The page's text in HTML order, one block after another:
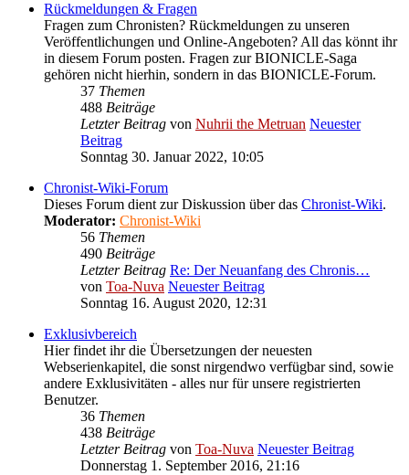
Rückmeldungen & Fragen
Fragen zum Chronisten? Rückmeldungen zu unseren
Veröffentlichungen und Online-Angeboten? All das könnt ihr
in diesem Forum posten. Fragen zur BIONICLE-Saga
gehören nicht hierhin, sondern in das BIONICLE-Forum.
37 Themen
488 Beiträge
Letzter Beitrag von Nuhrii the Metruan Neuester
Beitrag
Sonntag 30. Januar 2022, 10:05
Chronist-Wiki-Forum
Dieses Forum dient zur Diskussion über das Chronist-Wiki.
Moderator: Chronist-Wiki
56 Themen
490 Beiträge
Letzter Beitrag Re: Der Neuanfang des Chronis…
von Toa-Nuva Neuester Beitrag
Sonntag 16. August 2020, 12:31
Exklusivbereich
Hier findet ihr die Übersetzungen der neuesten
Webserienkapitel, die sonst nirgendwo verfügbar sind, sowie
andere Exklusivitäten - alles nur für unsere registrierten
Benutzer.
36 Themen
438 Beiträge
Letzter Beitrag von Toa-Nuva Neuester Beitrag
Donnerstag 1. September 2016, 21:16